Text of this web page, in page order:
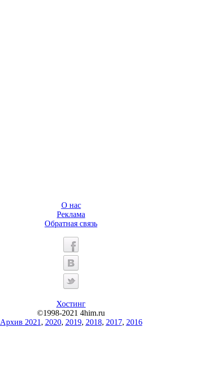
О нас
Реклама
Обратная связь
Хостинг
©1998-2021 4him.ru
Архив 2021 , 2020, 2019, 2018, 2017, 2016